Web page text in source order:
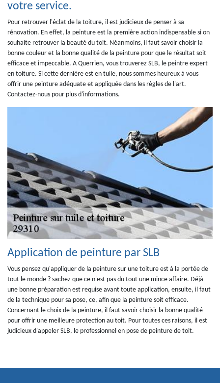
votre service.
Pour retrouver l'éclat de la toiture, il est judicieux de penser à sa
rénovation. En effet, la peinture est la première action indispensable si on
souhaite retrouver la beauté du toit. Néanmoins, il faut savoir choisir la
bonne couleur et la bonne qualité de la peinture pour que le résultat soit
efficace et impeccable. A Querrien, vous trouverez SLB, le peintre expert
en toiture. Si cette dernière est en tuile, nous sommes heureux à vous
offrir une peinture adéquate et appliquée dans les règles de l'art.
Contactez-nous pour plus d'informations.
Application de peinture par SLB
Vous pensez qu'appliquer de la peinture sur une toiture est à la portée de
tout le monde ? sachez que ce n'est pas du tout une mince affaire. Déjà
une bonne préparation est requise avant toute application, ensuite, il faut
de la technique pour sa pose, ce, afin que la peinture soit efficace.
Concernant le choix de la peinture, il faut savoir choisir la bonne qualité
pour offrir une meilleure protection au toit. Pour toutes ces raisons, il est
judicieux d'appeler SLB, le professionnel en pose de peinture de toit.